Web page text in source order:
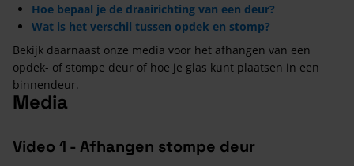
Hoe bepaal je de draairichting van een deur?
Wat is het verschil tussen opdek en stomp?
Bekijk daarnaast onze media voor het afhangen van een
opdek- of stompe deur of hoe je glas kunt plaatsen in een
binnendeur.
Media
Video 1 - Afhangen stompe deur